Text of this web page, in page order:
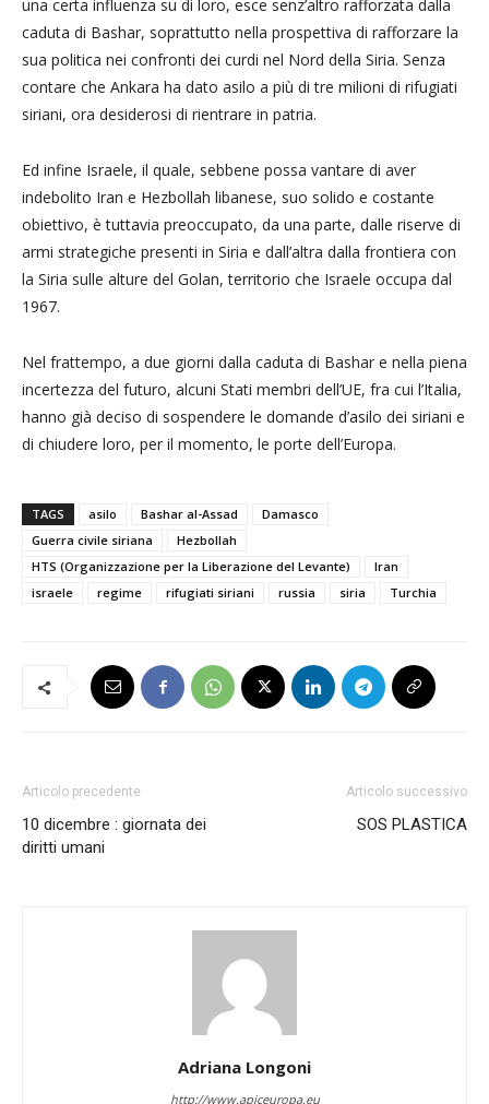
una certa influenza su di loro, esce senz’altro rafforzata dalla
caduta di Bashar, soprattutto nella prospettiva di rafforzare la
sua politica nei confronti dei curdi nel Nord della Siria. Senza
contare che Ankara ha dato asilo a più di tre milioni di rifugiati
siriani, ora desiderosi di rientrare in patria.
Ed infine Israele, il quale, sebbene possa vantare di aver
indebolito Iran e Hezbollah libanese, suo solido e costante
obiettivo, è tuttavia preoccupato, da una parte, dalle riserve di
armi strategiche presenti in Siria e dall’altra dalla frontiera con
la Siria sulle alture del Golan, territorio che Israele occupa dal
1967.
Nel frattempo, a due giorni dalla caduta di Bashar e nella piena
incertezza del futuro, alcuni Stati membri dell’UE, fra cui l’Italia,
hanno già deciso di sospendere le domande d’asilo dei siriani e
di chiudere loro, per il momento, le porte dell’Europa.
TAGS asilo Bashar al-Assad
Damasco
Guerra civile siriana
Hezbollah
HTS (Organizzazione per la Liberazione del Levante)
Iran
israele
regime rifugiati siriani russia siria Turchia
Articolo precedente
10 dicembre : giornata dei
diritti umani
Articolo successivo
SOS PLASTICA
Adriana Longoni
http://www.apiceuropa.eu